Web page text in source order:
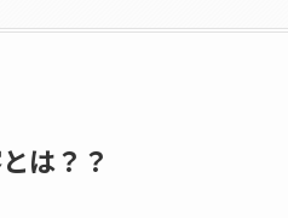
は？？